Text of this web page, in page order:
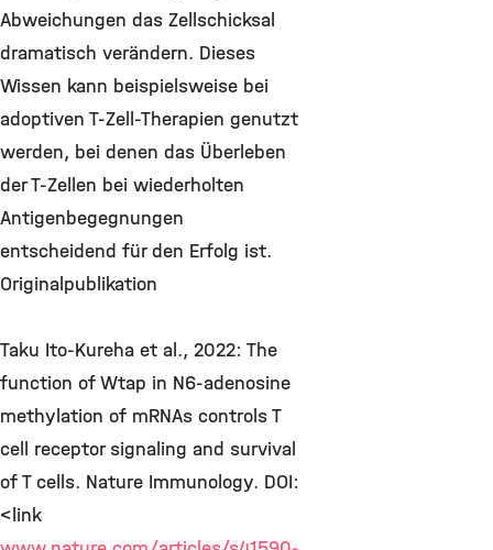
Abweichungen das Zellschicksal
dramatisch verändern. Dieses
Wissen kann beispielsweise bei
adoptiven T-Zell-Therapien genutzt
werden, bei denen das Überleben
der T-Zellen bei wiederholten
Antigenbegegnungen
entscheidend für den Erfolg ist.
Originalpublikation
Taku Ito-Kureha et al., 2022: The
function of Wtap in N6-adenosine
methylation of mRNAs controls T
cell receptor signaling and survival
of T cells. Nature Immunology. DOI:
<link